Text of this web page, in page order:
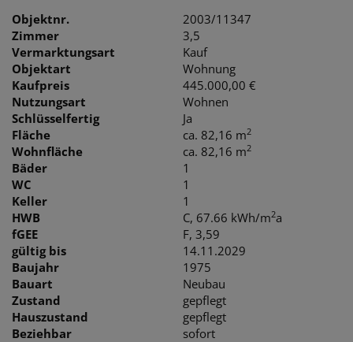
Objektnr.
2003/11347
Zimmer
3,5
Vermarktungsart
Kauf
Objektart
Wohnung
Kaufpreis
445.000,00 €
Nutzungsart
Wohnen
Schlüsselfertig
Ja
Fläche
ca. 82,16 m2
Wohnfläche ca. 82,16 m2
Bäder
1
WC
1
Keller
1
HWB
C, 67.66 kWh/m2a
fGEE
F, 3,59
gültig bis
14.11.2029
Baujahr
1975
Bauart
Neubau
Zustand
gepflegt
Hauszustand
gepflegt
Beziehbar
sofort